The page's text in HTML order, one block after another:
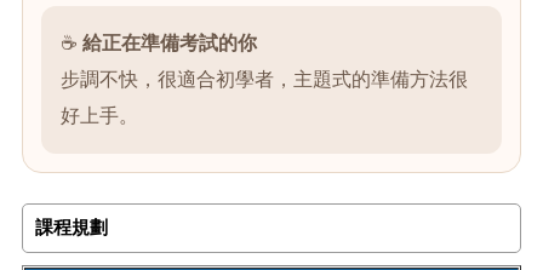
☕ 給正在準備考試的你
步調不快，很適合初學者，主題式的準備方法很
好上手。
課程規劃